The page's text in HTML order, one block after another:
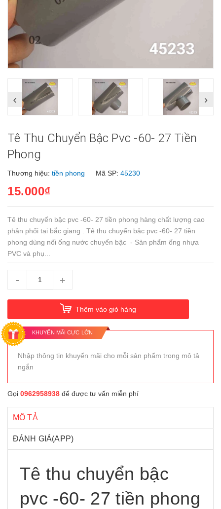
Tê Thu Chuyển Bậc Pvc -60- 27 Tiền
Phong
Thương hiệu: tiền phong Mã SP: 45230
15.000₫
Tê thu chuyển bậc pvc -60- 27 tiền phong hàng chất lượng cao
phân phối tại bắc giang . Tê thu chuyển bậc pvc -60- 27 tiền
phong dùng nối ống nước chuyển bậc - Sản phẩm ống nhựa
PVC và phụ...
- +
Thêm vào giỏ hàng
KHUYẾN MÃI CỰC LỚN
Nhập thông tin khuyến mãi cho mỗi sản phẩm trong mô tả
ngắn
Gọi 0962958938 để được tư vấn miễn phí
MÔ TẢ
ĐÁNH GIÁ(APP)
Tê thu chuyển bậc
pvc -60- 27 tiền phong